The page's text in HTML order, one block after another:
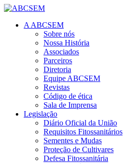
A ABCSEM
Sobre nós
Nossa História
Associados
Parceiros
Diretoria
Equipe ABCSEM
Revistas
Código de ética
Sala de Imprensa
Legislação
Diário Oficial da União
Requisitos Fitossanitários
Sementes e Mudas
Proteção de Cultivares
Defesa Fitossanitária